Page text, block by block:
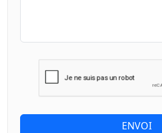
ENVOI